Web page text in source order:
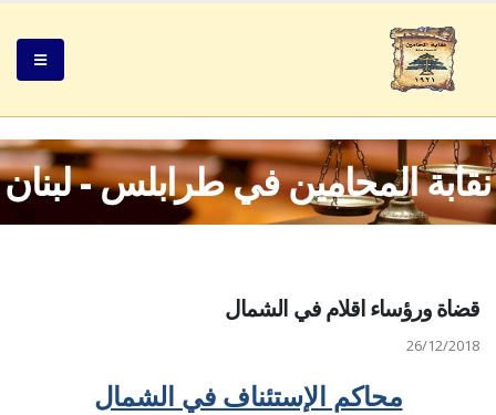
نقابة المحامين في طرابلس - لبنان
قضاة ورؤساء اقلام في الشمال
26/12/2018
محاكم الإستئناف في الشمال